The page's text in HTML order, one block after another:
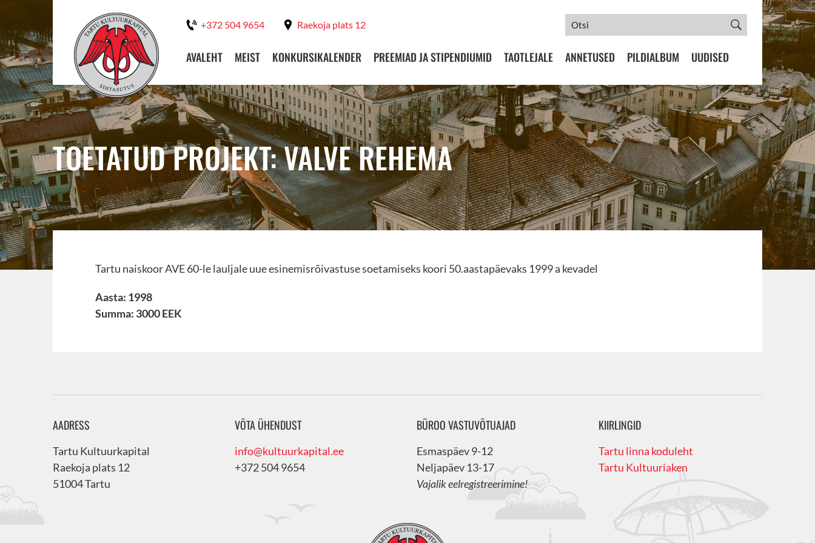
+372 504 9654 Raekoja plats 12
AVALEHT MEIST KONKURSIKALENDER PREEMIAD JA STIPENDIUMID TAOTLEJALE ANNETUSED PILDIALBUM UUDISED
TOETATUD PROJEKT: VALVE REHEMA
Tartu naiskoor AVE 60-le lauljale uue esinemisrõivastuse soetamiseks koori 50.aastapäevaks 1999 a kevadel
Aasta: 1998
Summa: 3000 EEK
AADRESS
Tartu Kultuurkapital
Raekoja plats 12
51004 Tartu
VÕTA ÜHENDUST
info@kultuurkapital.ee
+372 504 9654
BÜROO VASTUVÕTUAJAD
Esmaspäev 9-12
Neljapäev 13-17
Vajalik eelregistreerimine!
KIIRLINGID
Tartu linna koduleht
Tartu Kultuuriaken